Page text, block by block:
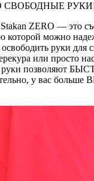
СВОБОДНЫЕ
ZERO — это
которой можно
руки для
или просто
позволяют
у вас